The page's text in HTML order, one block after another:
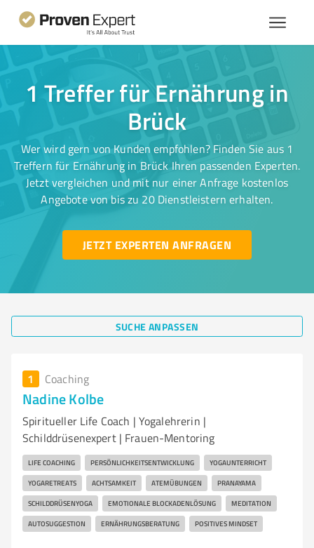
1 Treffer für Ernährung in
Brück
Wer wird gern von Kunden empfohlen? Finden Sie aus 1
Treffern für Ernährung in Brück Ihren passenden Experten.
Jetzt vergleichen und mit nur einer Anfrage kostenlos
Angebote von bis zu 20 Dienstleistern erhalten.
JETZT EXPERTEN ANFRAGEN
SUCHE ANPASSEN
1 Coaching
Nadine Kolbe
Spiritueller Life Coach | Yogalehrerin |
Schilddrüsenexpert | Frauen-Mentoring
LIFE COACHING PERSÖNLICHKEITSENTWICKLUNG YOGAUNTERRICHT
YOGARETREATS ACHTSAMKEIT ATEMÜBUNGEN PRANAYAMA
SCHILDDRÜSENYOGA EMOTIONALE BLOCKADENLÖSUNG MEDITATION
AUTOSUGGESTION ERNÄHRUNGSBERATUNG POSITIVES MINDSET